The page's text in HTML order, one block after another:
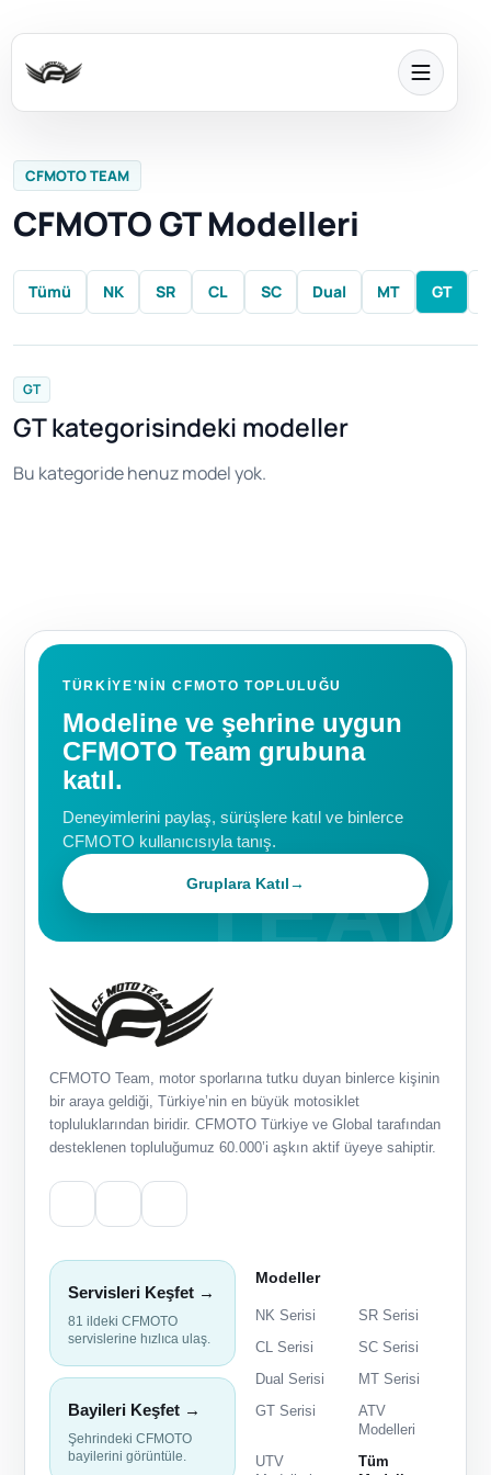
CFMOTO TEAM
CFMOTO GT Modelleri
Tümü NK SR CL SC Dual MT GT
GT
GT kategorisindeki modeller
Bu kategoride henuz model yok.
TÜRKIYE'NIN CFMOTO TOPLULUĞU
Modeline ve şehrine uygun
CFMOTO Team grubuna
katıl.
Deneyimlerini paylaş, sürüşlere katıl ve binlerce
CFMOTO kullanıcısıyla tanış.
Gruplara Katıl→
CFMOTO Team, motor sporlarına tutku duyan binlerce kişinin
bir araya geldiği, Türkiye’nin en büyük motosiklet
topluluklarından biridir. CFMOTO Türkiye ve Global tarafından
desteklenen topluluğumuz 60.000’i aşkın aktif üyeye sahiptir.
Servisleri Keşfet →
81 ildeki CFMOTO
servislerine hızlıca ulaş.
Bayileri Keşfet →
Şehrindeki CFMOTO
bayilerini görüntüle.
Modeller
NK Serisi
SR Serisi
CL Serisi
SC Serisi
Dual Serisi
MT Serisi
GT Serisi
ATV
Modelleri
UTV
Tüm